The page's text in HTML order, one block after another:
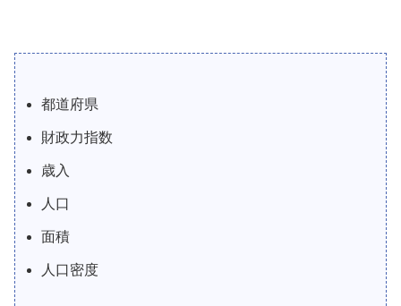
都道府県
財政力指数
歳入
人口
面積
人口密度